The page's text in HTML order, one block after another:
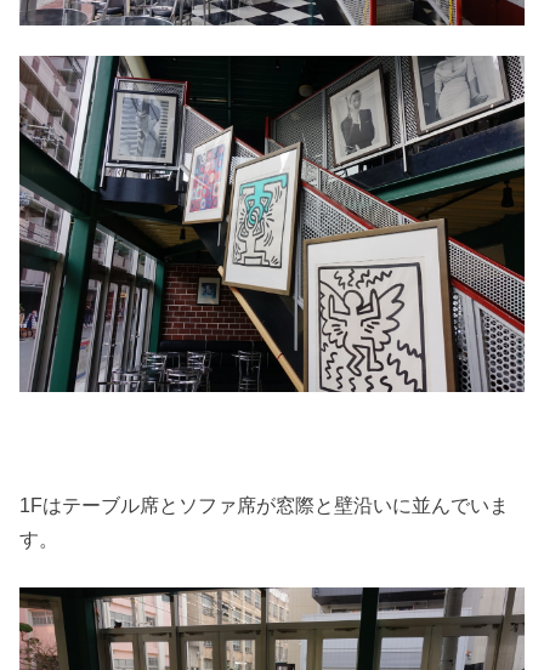
1Fはテーブル席とソファ席が窓際と壁沿いに並んでいま
す。